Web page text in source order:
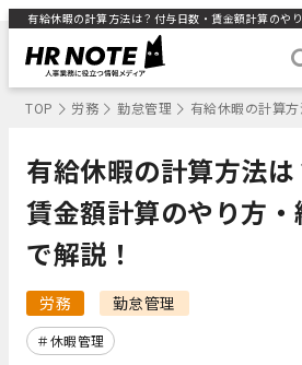
TOP 労務 勤怠管理 有給休暇の計算
有給休暇の計算方法は
賃金額計算のやり方
で解説！
労務 勤怠管理
休暇管理